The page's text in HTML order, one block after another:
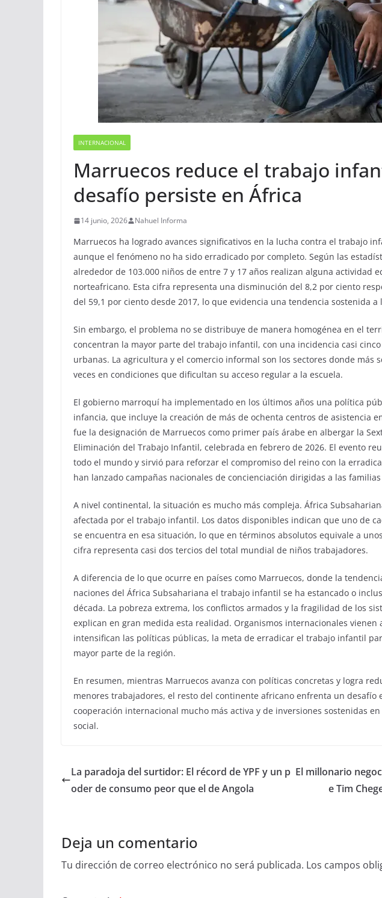
INTERNACIONAL
Marruecos reduce el trabajo
desafío persiste en África
14 junio, 2026 Nahuel Informa
Marruecos ha logrado avances significativos en la lucha contra el trabajo
aunque el fenómeno no ha sido erradicado por completo. Según las
alrededor de 103.000 niños de entre 7 y 17 años realizan alguna actividad
norteafricano. Esta cifra representa una disminución del 8,2 por ciento
del 59,1 por ciento desde 2017, lo que evidencia una tendencia sostenida a
Sin embargo, el problema no se distribuye de manera homogénea en el
concentran la mayor parte del trabajo infantil, con una incidencia casi
urbanas. La agricultura y el comercio informal son los sectores donde más
veces en condiciones que dificultan su acceso regular a la escuela.
El gobierno marroquí ha implementado en los últimos años una política
infancia, que incluye la creación de más de ochenta centros de asistencia
fue la designación de Marruecos como primer país árabe en albergar la
Eliminación del Trabajo Infantil, celebrada en febrero de 2026. El evento
todo el mundo y sirvió para reforzar el compromiso del reino con la
han lanzado campañas nacionales de concienciación dirigidas a las
A nivel continental, la situación es mucho más compleja. África
afectada por el trabajo infantil. Los datos disponibles indican que uno de
se encuentra en esa situación, lo que en términos absolutos equivale a
cifra representa casi dos tercios del total mundial de niños trabajadores.
A diferencia de lo que ocurre en países como Marruecos, donde la
naciones del África Subsahariana el trabajo infantil se ha estancado o
década. La pobreza extrema, los conflictos armados y la fragilidad de los
explican en gran medida esta realidad. Organismos internacionales vienen
intensifican las políticas públicas, la meta de erradicar el trabajo infantil
mayor parte de la región.
En resumen, mientras Marruecos avanza con políticas concretas y logra
menores trabajadores, el resto del continente africano enfrenta un
cooperación internacional mucho más activa y de inversiones sostenidas
social.
La paradoja del surtidor: El récord de YPF y un p
oder de consumo peor que el de Angola
El millonario
e Tim
Deja un comentario
Tu dirección de correo electrónico no será publicada. Los campos